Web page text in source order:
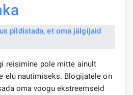
reisimine pole mitte ainult
elu nautimiseks. Blogijatele on
oma voogu ekstreemseid